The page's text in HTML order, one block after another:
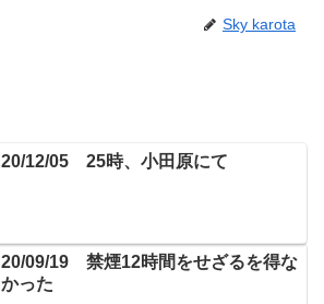
Sky karota
20/12/05 25時、小田原にて
20/09/19 禁煙12時間をせざるを得な
かった